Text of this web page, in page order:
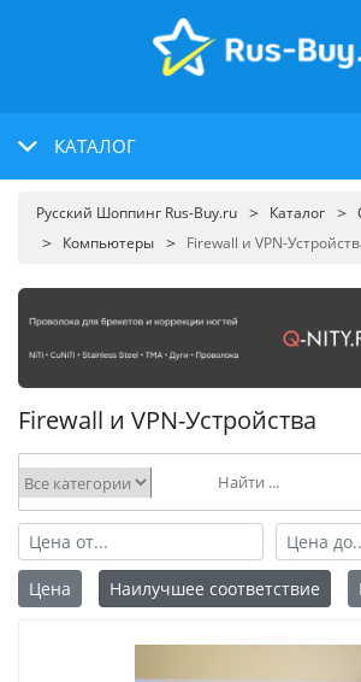
КАТАЛОГ
Русский Шоппинг Rus-Buy.ru Каталог
Компьютеры
Firewall и VPN-
Firewall и VPN-Устройства
Цена Наилучшее соответствие